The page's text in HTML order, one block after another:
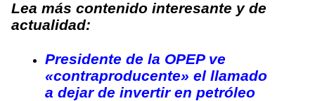
Lea más contenido interesante y de
actualidad:
Presidente de la OPEP ve
«contraproducente» el llamado
a dejar de invertir en petróleo